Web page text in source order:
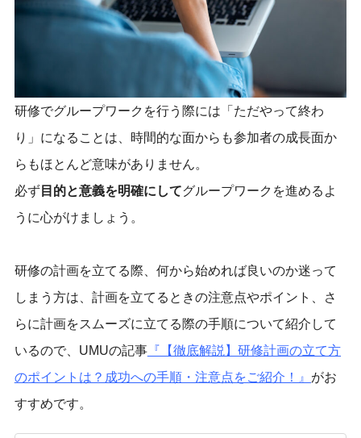
研修でグループワークを行う際には「ただやって終わ
り」になることは、時間的な面からも参加者の成長面か
らもほとんど意味がありません。
必ず目的と意義を明確にしてグループワークを進めるよ
うに心がけましょう。
研修の計画を立てる際、何から始めれば良いのか迷って
しまう方は、計画を立てるときの注意点やポイント、さ
らに計画をスムーズに立てる際の手順について紹介して
いるので、UMUの記事『【徹底解説】研修計画の立て方
のポイントは？成功への手順・注意点をご紹介！』 がお
すすめです。